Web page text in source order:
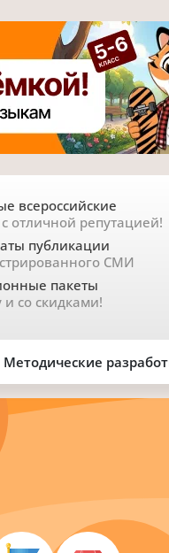
всероссийские
с отличной репутацией!
публикации
СМИ
пакеты
и со скидками!
Методические